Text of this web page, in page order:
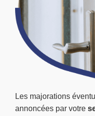
Les majorations
annoncées par votre